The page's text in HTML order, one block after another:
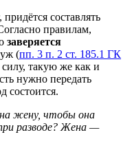
составлять
правилам,
заверяется
(пп. 3 п. 2 ст. 185.1 ГК
такую же как и
нужно передать
состоится.
жену, чтобы она
разводе? Жена —